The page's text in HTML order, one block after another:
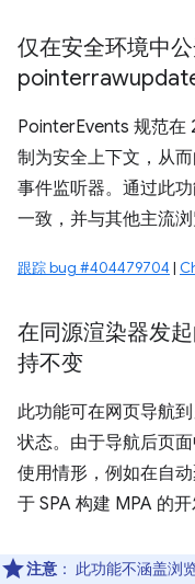
仅在安全环境中
PointerEvents 规范在
制为安全上下文，从
事件监听器。通过此
一致，并与其他主流浏
跟踪 bug #404479704 |
在同源渲染器发
持不变
此功能可在网页导航
状态。由于导航后页
使用情形，例如在自
于 SPA 构建 MPA 的
注意 ： 此功能不涵盖浏